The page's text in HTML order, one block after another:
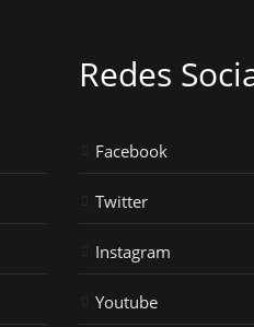
Redes
Facebook
Twitter
Instagram
Youtube